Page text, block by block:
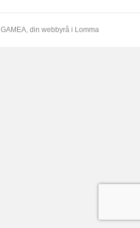
GAMEA, din webbyrå i Lomma